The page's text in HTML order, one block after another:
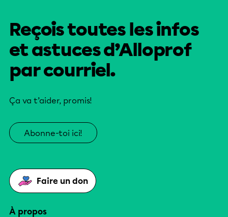
Reçois toutes les infos
et astuces d’Alloprof
par courriel.
Ça va t’aider, promis!
Abonne-toi ici!
Faire un don
À propos